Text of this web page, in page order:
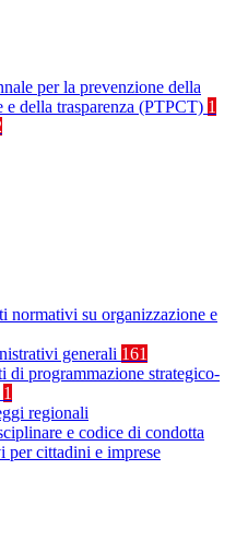
per la prevenzione della
e della trasparenza (PTPCT) 1
normativi su organizzazione e
generali 161
di programmazione strategico-
1
regionali
e codice di condotta
per cittadini e imprese